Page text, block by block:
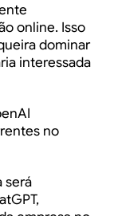
online. Isso
dominar
interessada
no
será